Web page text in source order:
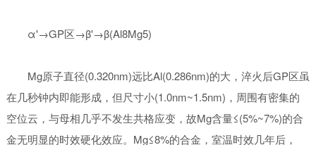
α'→GP区→β'→β(Al8Mg5)
Mg原子直径(0.320nm)远比Al(0.286nm)的大，淬火后GP区虽
在几秒钟内即能形成，但尺寸小(1.0nm~1.5nm)，周围有密集的
空位云，与母相几乎不发生共格应变，故Mg含量≤(5%~7%)的合
金无明显的时效硬化效应。Mg≤8%的合金，室温时效几年后，